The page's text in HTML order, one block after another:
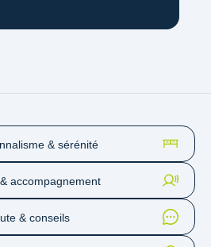
& sérénité
accompagnement
& conseils